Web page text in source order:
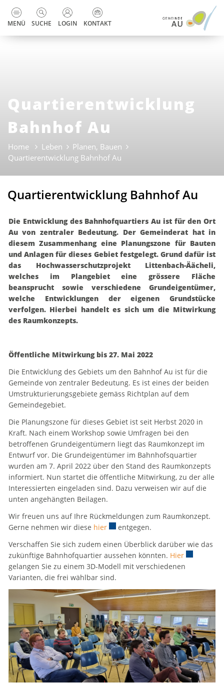
zur Startseite
Direkt zur Hauptnavigation
Direkt zum Inhalt
Direkt zur Suche
Direkt zum Stichwortverzeichnis
Kopfzeile
MENÜ SUCHE LOGIN KONTAKT
Quartierentwicklung
Bahnhof Au
Home Leben
Planen, Bauen
Quartierentwicklung Bahnhof Au
Quartierentwicklung Bahnhof Au
Die Entwicklung des Bahnhofquartiers Au ist für den Ort
Au von zentraler Bedeutung. Der Gemeinderat hat in
diesem Zusammenhang eine Planungszone für Bauten
und Anlagen für dieses Gebiet festgelegt. Grund dafür ist
das Hochwasserschutzprojekt Littenbach-Äächeli,
welches im Plangebiet eine grössere Fläche
beansprucht sowie verschiedene Grundeigentümer,
welche Entwicklungen der eigenen Grundstücke
verfolgen. Hierbei handelt es sich um die Mitwirkung
des Raumkonzepts.
Öffentliche Mitwirkung bis 27. Mai 2022
Die Entwicklung des Gebiets um den Bahnhof Au ist für die
Gemeinde von zentraler Bedeutung. Es ist eines der beiden
Umstrukturierungsgebiete ge­mäss Richtplan auf dem
Gemeindegebiet.
Die Planungszone für dieses Gebiet ist seit Herbst 2020 in
Kraft. Nach einem Workshop sowie Umfragen bei den
betroffenen Grundeigentümern liegt das Raumkonzept im
Entwurf vor. Die Grundeigentümer im Bahnhofsquartier
wurden am 7. April 2022 über den Stand des Raumkonzepts
informiert. Nun startet die öffentliche Mitwirkung, zu der alle
Interessierten eingeladen sind. Dazu verweisen wir auf die
unten angehängten Beilagen.
Wir freuen uns auf Ihre Rückmeldungen zum Raumkonzept.
Gerne nehmen wir diese hier Externer Link wird in einem
entgegen.
Verschaffen Sie sich zudem einen Überblick darüber wie das
zukünftige Bahnhofquartier aussehen könnten. Hier Externer
gelangen Sie zu einem 3D-Modell mit verschiedenen
Varianten, die frei wählbar sind.